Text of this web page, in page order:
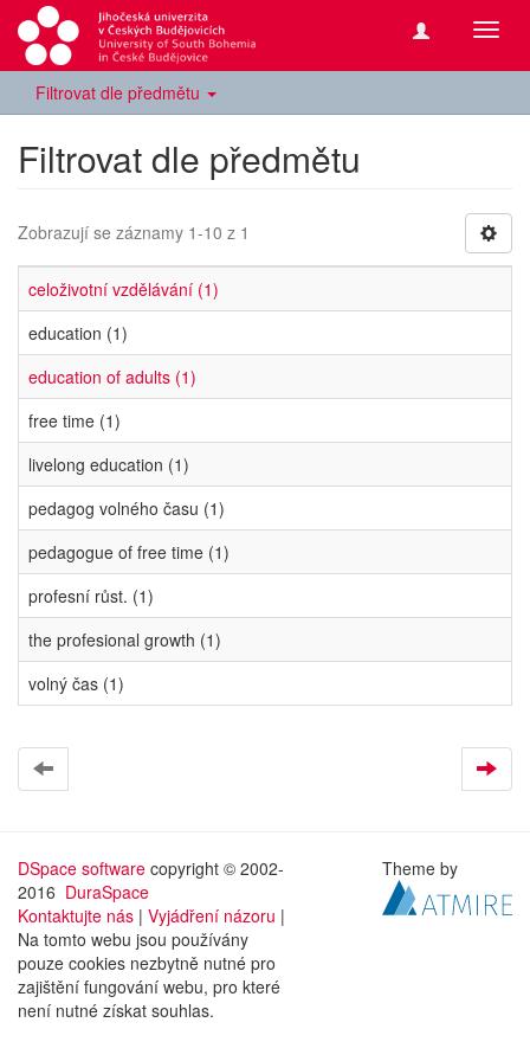
Filtrovat dle předmětu
Filtrovat dle předmětu
Zobrazují se záznamy 1-10 z 1
celoživotní vzdělávání (1)
education (1)
education of adults (1)
free time (1)
livelong education (1)
pedagog volného času (1)
pedagogue of free time (1)
profesní růst. (1)
the profesional growth (1)
volný čas (1)
DSpace software copyright © 2002-
2016 DuraSpace
Kontaktujte nás | Vyjádření názoru |
Na tomto webu jsou používány
pouze cookies nezbytně nutné pro
zajištění fungování webu, pro které
není nutné získat souhlas.
Theme by